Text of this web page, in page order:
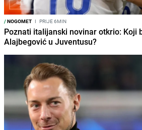
/NOGOMET I PRIJE 6MIN
Poznati italijanski novinar otkrio: Koji
Alajbegović u Juventusu?